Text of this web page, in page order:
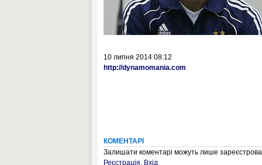
10 липня 2014 08:12
http://dynamomania.com
КОМЕНТАРІ
Залишати коментарі можуть лише
Реєстрація, Вхід